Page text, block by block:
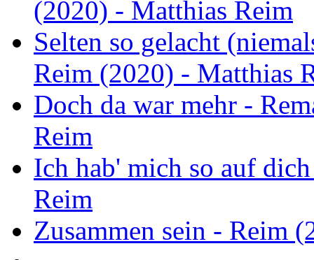
(2020) - Matthias Reim
Selten so gelacht
Reim (2020) - Matthias
Doch da war mehr -
Reim
Ich hab' mich so auf
Reim
Zusammen sein - Reim